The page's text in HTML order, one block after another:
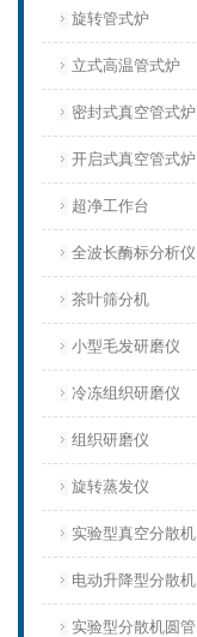
旋转管式炉
立式高温管式炉
密封式真空管式炉
开启式真空管式炉
超净工作台
全波长酶标分析仪
茶叶筛分机
小型毛发研磨仪
冷冻组织研磨仪
组织研磨仪
旋转蒸发仪
实验型真空分散机
电动升降型分散机
实验型分散机圆管